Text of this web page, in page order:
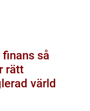
så
rätt
värld